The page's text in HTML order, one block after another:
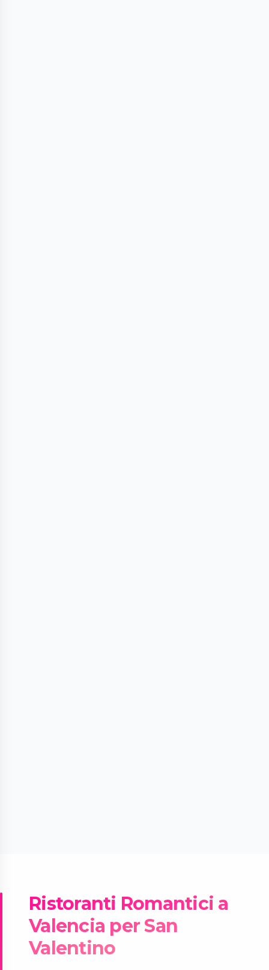
Ristoranti Romantici a
Valencia per San
Valentino